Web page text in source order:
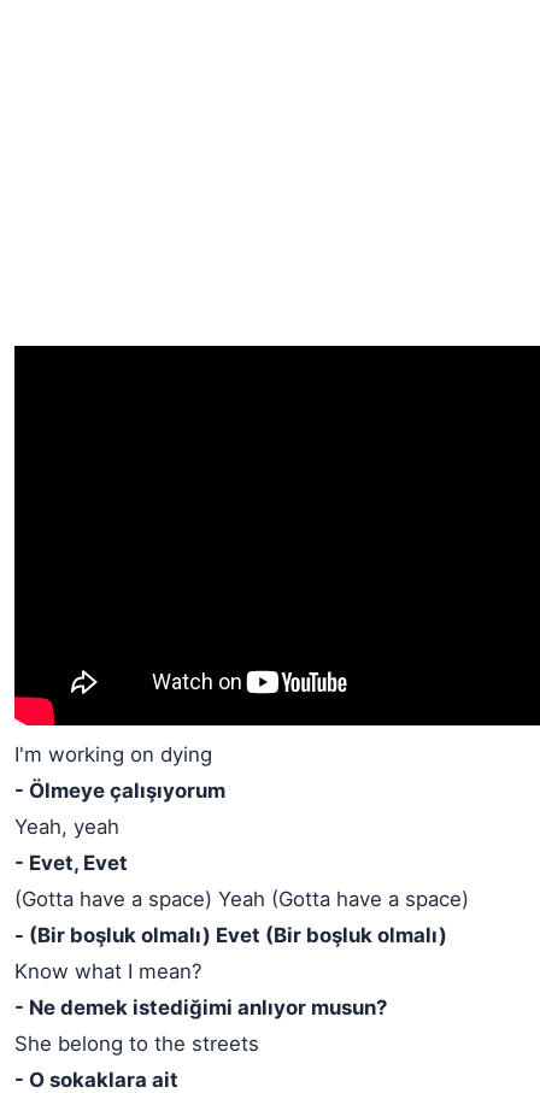
I'm working on dying
- Ölmeye çalışıyorum
Yeah, yeah
- Evet, Evet
(Gotta have a space) Yeah (Gotta have a space)
- (Bir boşluk olmalı) Evet (Bir boşluk olmalı)
Know what I mean?
- Ne demek istediğimi anlıyor musun?
She belong to the streets
- O sokaklara ait